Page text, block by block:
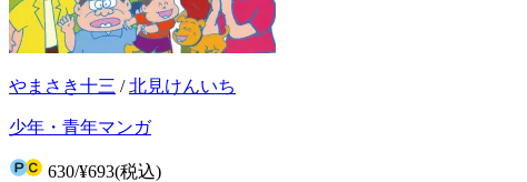
やまさき十三 /北見けんいち
少年・青年マンガ
630/¥693(税込)